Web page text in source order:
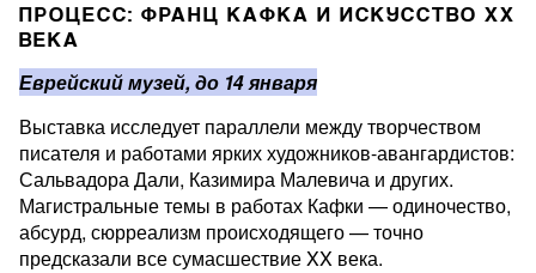
ПРОЦЕСС: ФРАНЦ КАФКА И ИСКУССТВО XX
ВЕКА
Еврейский музей, до 14 января
Выставка исследует параллели между творчеством
писателя и работами ярких художников-авангардистов:
Сальвадора Дали, Казимира Малевича и других.
Магистральные темы в работах Кафки — одиночество,
абсурд, сюрреализм происходящего — точно
предсказали все сумасшествие XX века.